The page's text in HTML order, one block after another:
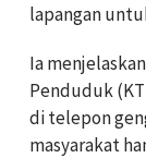
lapangan
Ia
Penduduk
di telepon
masyarakat